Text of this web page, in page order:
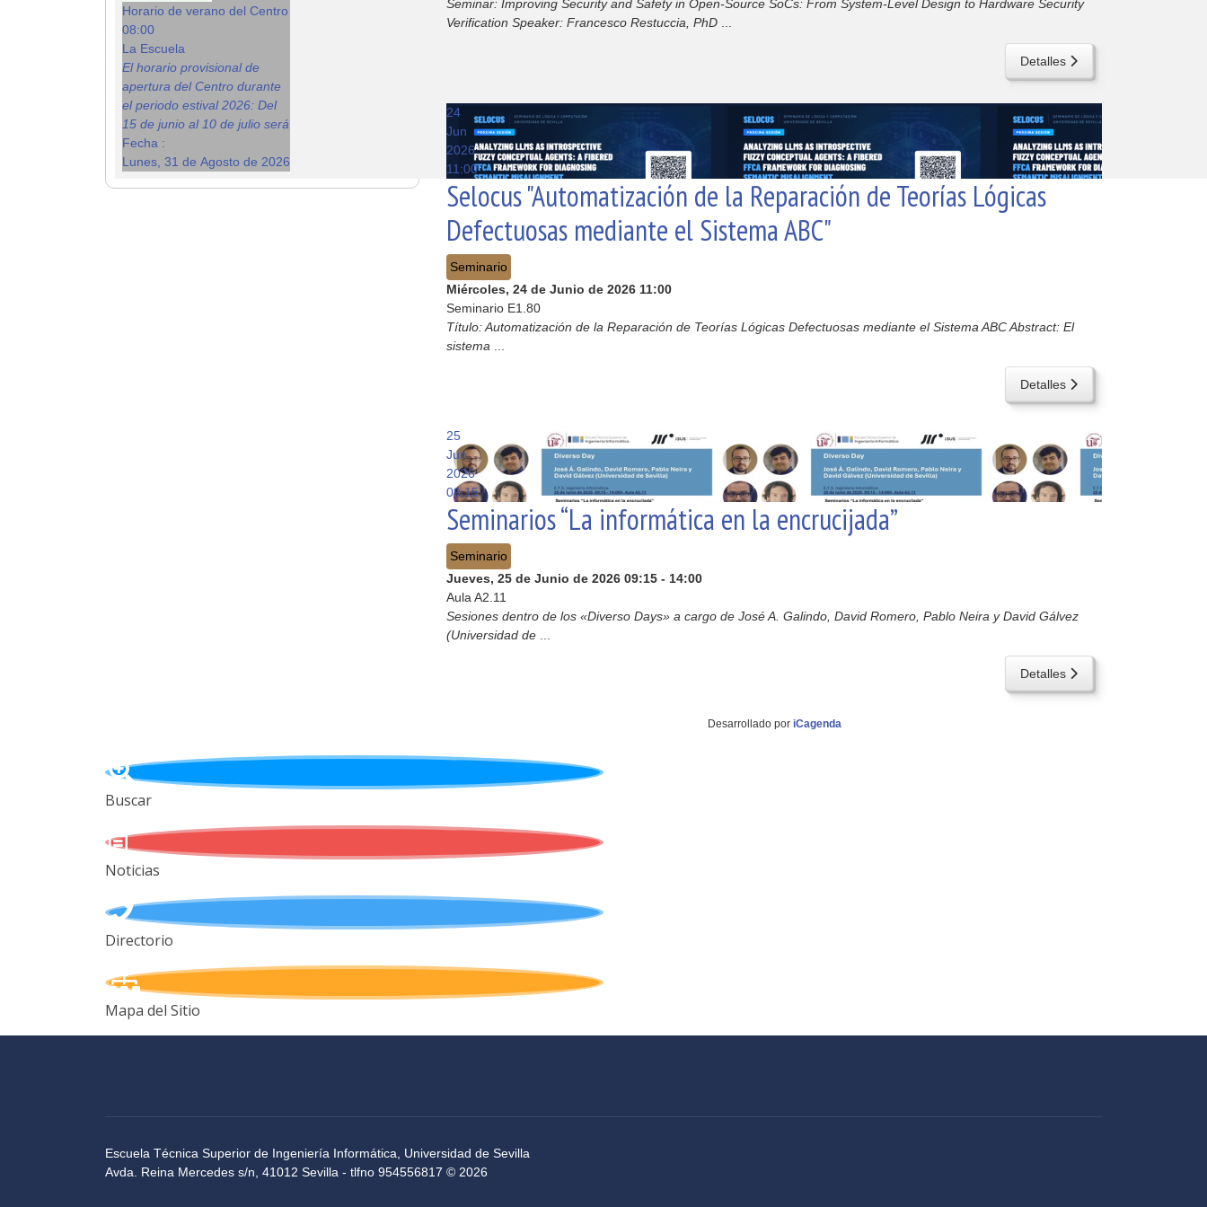
Horario de verano del Centro
08:00
La Escuela
El horario provisional de
apertura del Centro durante
el periodo estival 2026: Del
15 de junio al 10 de julio será
Fecha :
Lunes, 31 de Agosto de 2026
Seminar: Improving Security and Safety in Open-Source SoCs: From System-Level Design to Hardware Security
Verification Speaker: Francesco Restuccia, PhD
Detalles
24
Jun
2026
11:00
Selocus "Automatización de la Reparación de Teorías Lógicas
Defectuosas mediante el Sistema ABC"
Seminario
Miércoles, 24 de Junio de 2026 11:00
Seminario E1.80
Título: Automatización de la Reparación de Teorías Lógicas Defectuosas mediante el Sistema ABC Abstract: El
sistema
Detalles
25
Jun
2026
09:15
Seminarios “La informática en la encrucijada”
Seminario
Jueves, 25 de Junio de 2026 09:15 - 14:00
Aula A2.11
Sesiones dentro de los «Diverso Days» a cargo de José A. Galindo, David Romero, Pablo Neira y David Gálvez
(Universidad de
Detalles
Desarrollado por iCagenda
Buscar
Noticias
Directorio
Mapa del Sitio
Escuela Técnica Superior de Ingeniería Informática, Universidad de Sevilla
Avda. Reina Mercedes s/n, 41012 Sevilla - tlfno 954556817 © 2026